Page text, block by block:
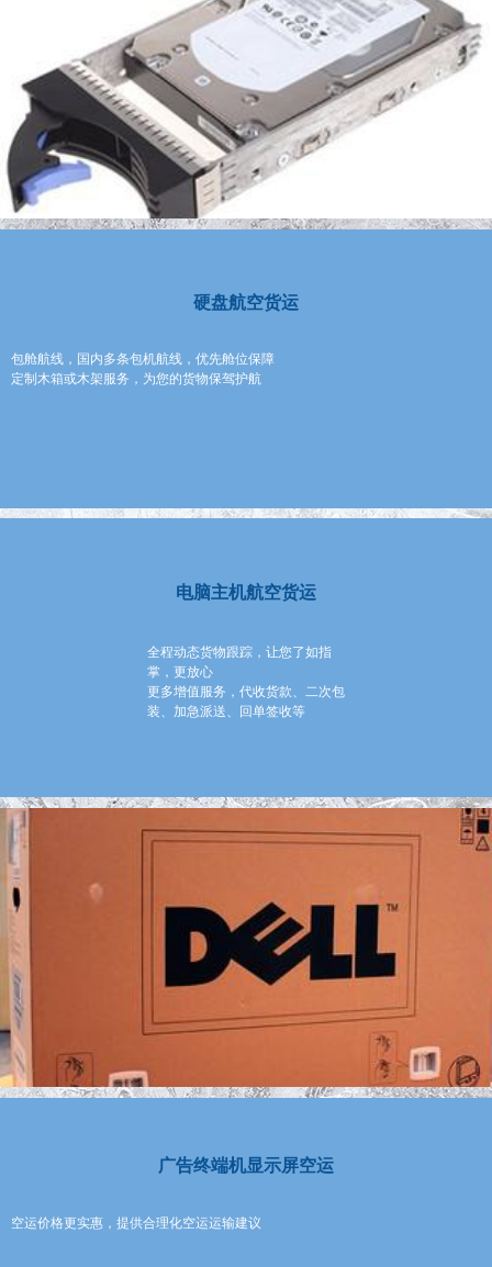
硬盘航空货运
包舱航线，国内多条包机航线，优先舱位保障
定制木箱或木架服务，为您的货物保驾护航
电脑主机航空货运
全程动态货物跟踪，让您了如指
掌，更放心
更多增值服务，代收货款、二次包
装、加急派送、回单签收等
广告终端机显示屏空运
空运价格更实惠，提供合理化空运运输建议